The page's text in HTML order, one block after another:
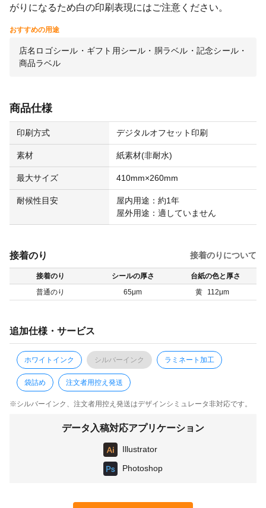
データ入稿対応アプリケーション
Illustrator
Photoshop
がりになるため白の印刷表現にはご注意ください。
おすすめの用途
店名ロゴシール・ギフト用シール・胴ラベル・記念シール・
商品ラベル
商品仕様
印刷方式 デジタルオフセット印刷
素材 紙素材(非耐水)
最大サイズ 410mm×260mm
耐候性目安
屋内用途：約1年
屋外用途：適していません
接着のり 接着のりについて
接着のり シールの厚さ
台紙の色と厚さ
普通のり
65μm 黄 112μm
追加仕様・サービス
ホワイトインク シルバーインク ラミネート加工
袋詰め 注文者用控え発送
※シルバーインク、注文者用控え発送はデザインシミュレータ非対応です。